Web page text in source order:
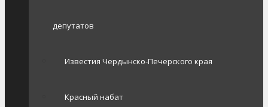
депутатов
Известия Чердынско-Печерского края
Красный набат